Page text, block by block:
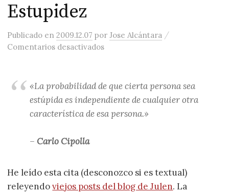
Estupidez
Publicado en2009.12.07 porJose Alcántara /
Comentarios desactivadosen Estupidez
«La probabilidad de que cierta persona sea
estúpida es independiente de cualquier otra
característica de esa persona.»
– Carlo Cipolla
He leído esta cita (desconozco si es textual)
releyendoviejos posts del blog de Julen. La